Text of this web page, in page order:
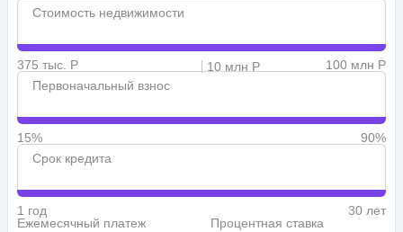
Стоимость недвижимости
375 тыс. Р 10 млн Р
100 млн Р
Первоначальный взнос
15%
90%
Срок кредита
1 год
30 лет
Ежемесячный платеж
Процентная ставка